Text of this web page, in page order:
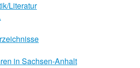
Literatur
in Sachsen-Anhalt